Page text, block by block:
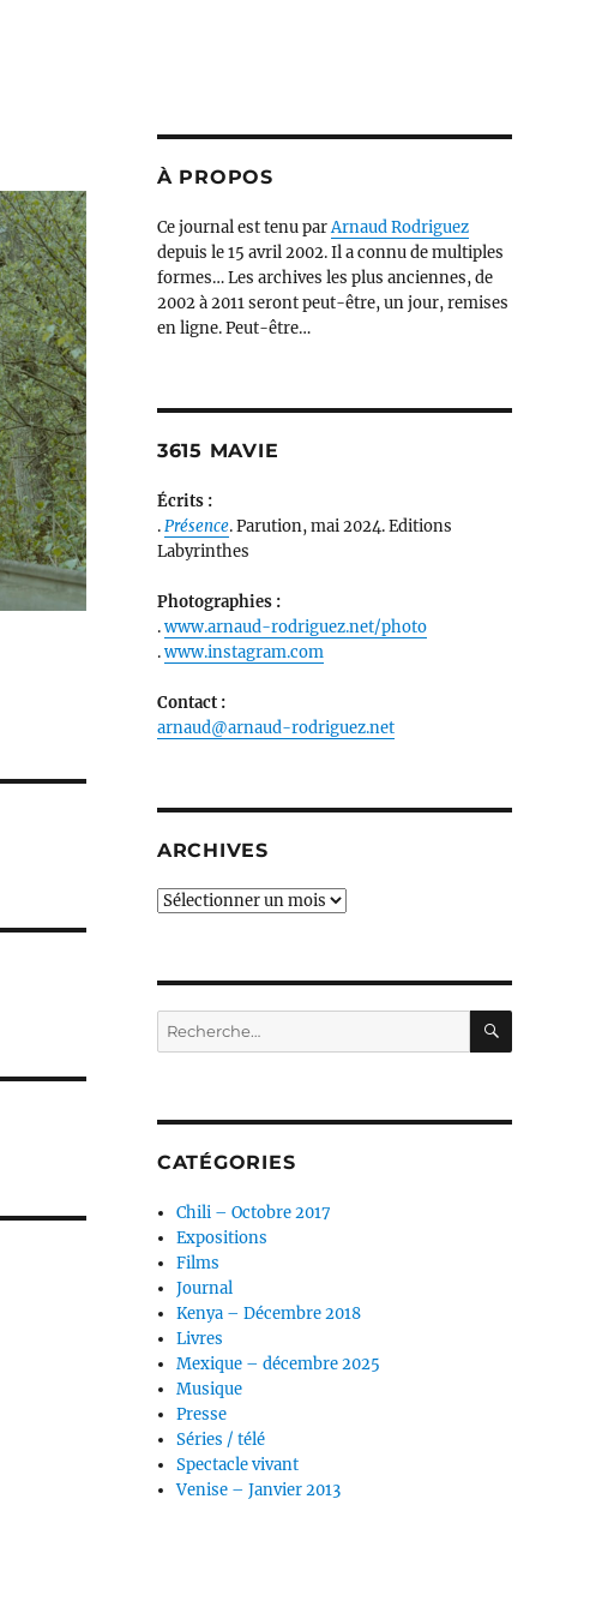
À PROPOS
Ce journal est tenu parArnaud Rodriguez
depuis le 15 avril 2002. Il a connu de multiples
formes… Les archives les plus anciennes, de
2002 à 2011 seront peut-être, un jour, remises
en ligne. Peut-être…
3615 MAVIE
Écrits :
.Présence. Parution, mai 2024. Editions
Labyrinthes
Photographies :
.www.arnaud-rodriguez.net/photo
.www.instagram.com
Contact :
arnaud@arnaud-rodriguez.net
ARCHIVES
Archives
Recherche
pour :
CATÉGORIES
Chili – Octobre 2017
Expositions
Films
Journal
Kenya – Décembre 2018
Livres
Mexique – décembre 2025
Musique
Presse
Séries / télé
Spectacle vivant
Venise – Janvier 2013